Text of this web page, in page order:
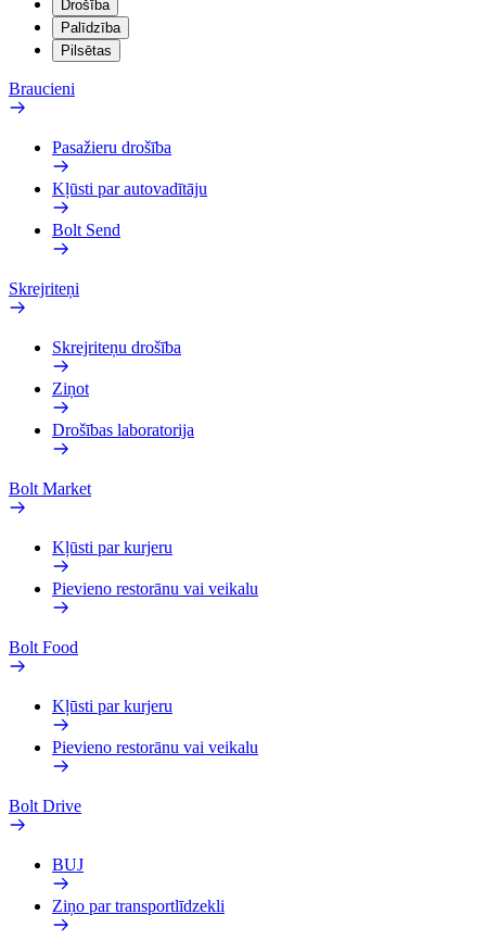
Drošība
Palīdzība
Pilsētas
Braucieni
Pasažieru drošība
Kļūsti par autovadītāju
Bolt Send
Skrejriteņi
Skrejriteņu drošība
Ziņot
Drošības laboratorija
Bolt Market
Kļūsti par kurjeru
Pievieno restorānu vai veikalu
Bolt Food
Kļūsti par kurjeru
Pievieno restorānu vai veikalu
Bolt Drive
BUJ
Ziņo par transportlīdzekli